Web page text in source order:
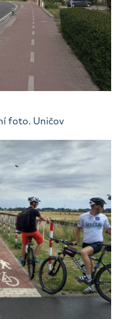
foto. Uničov